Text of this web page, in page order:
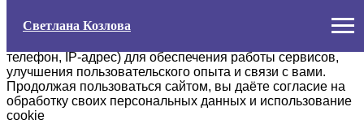
Светлана Козлова
На этом сайте используются файлы cookie и
телефон, IP-адрес) для обеспечения работы сервисов,
улучшения пользовательского опыта и связи с вами.
Продолжая пользоваться сайтом, вы даёте согласие на
обработку своих персональных данных и использование
cookie